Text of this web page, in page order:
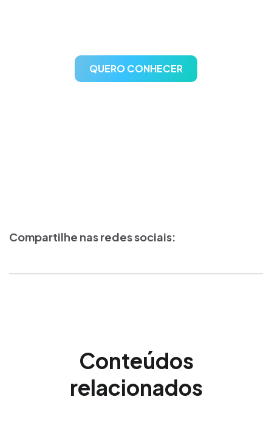
Compartilhe nas redes sociais:
QUERO CONHECER
Conteúdos
relacionados